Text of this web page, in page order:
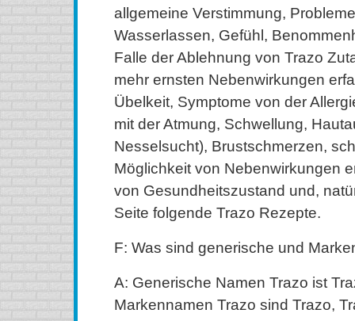
allgemeine Verstimmung,
Wasserlassen, Gefühl,
Falle der Ablehnung von Trazo
mehr ernsten Nebenwirkungen
Übelkeit, Symptome von der
mit der Atmung, Schwellung,
Nesselsucht), Brustschmerzen,
Möglichkeit von Nebenwirkungen
von Gesundheitszustand und,
Seite folgende Trazo Rezepte.
F: Was sind generische und
A: Generische Namen Trazo ist
Markennamen Trazo sind Trazo,